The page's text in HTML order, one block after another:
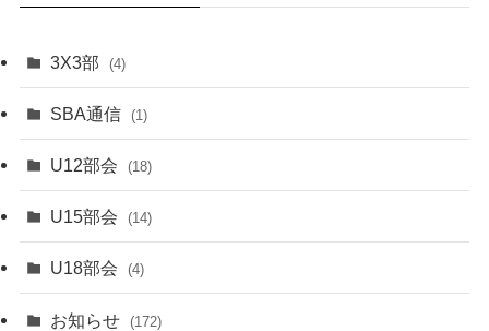
3X3部 (4)
SBA通信 (1)
U12部会 (18)
U15部会 (14)
U18部会 (4)
お知らせ (172)